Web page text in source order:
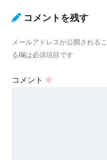
コメントを残す
メールアドレスが公開される
る欄は必須項目です
コメント ※